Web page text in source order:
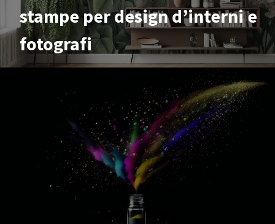
stampe per design d’interni e
fotografi